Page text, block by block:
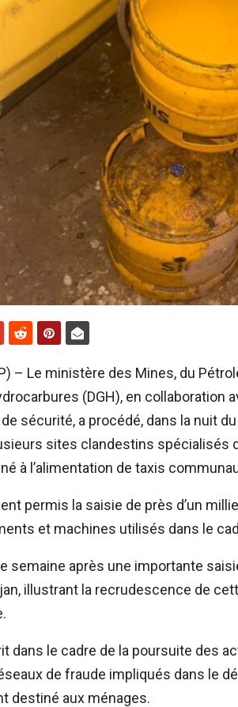
– Le ministère des Mines, du
(DGH), en collaboration
sécurité, a procédé, dans la nuit
sites clandestins spécialisés
à l’alimentation de taxis
permis la saisie de près d’un
et machines utilisés dans le
semaine après une importante
illustrant la recrudescence de
dans le cadre de la poursuite des
de fraude impliqués dans le
destiné aux ménages.